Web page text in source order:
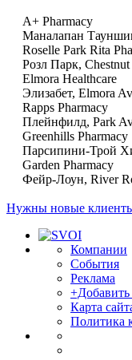
A+ Pharmacy
Маналапан
Roselle Park Rita
Розл Парк, Chestnut
Elmora Healthcare
Элизабет, Elmora
Rapps Pharmacy
Плейнфилд, Park
Greenhills Pharmacy
Парсипини-Трой
Garden Pharmacy
Фейр-Лоун, River
Нужны новые
Компании
События
Реклама
+Добавить
Карта
Политика